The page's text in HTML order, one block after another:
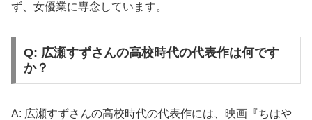
ず、女優業に専念しています。
Q: 広瀬すずさんの高校時代の代表作は何です
か？
A: 広瀬すずさんの高校時代の代表作には、映画『ちはや